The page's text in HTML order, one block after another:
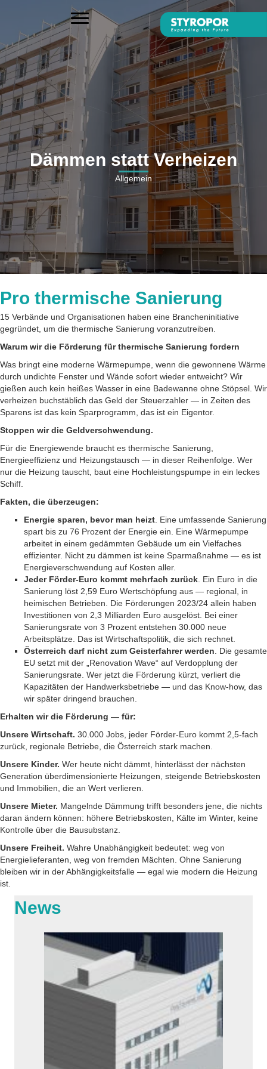
Dämmen statt Verheizen
Allgemein
Pro thermische Sanierung
15 Verbände und Organisationen haben eine Brancheninitiative
gegründet, um die thermische Sanierung voranzutreiben.
Warum wir die Förderung für thermische Sanierung fordern
Was bringt eine moderne Wärmepumpe, wenn die gewonnene Wärme
durch undichte Fenster und Wände sofort wieder entweicht? Wir
gießen auch kein heißes Wasser in eine Badewanne ohne Stöpsel. Wir
verheizen buchstäblich das Geld der Steuerzahler — in Zeiten des
Sparens ist das kein Sparprogramm, das ist ein Eigentor.
Stoppen wir die Geldverschwendung.
Für die Energiewende braucht es thermische Sanierung,
Energieeffizienz und Heizungstausch — in dieser Reihenfolge. Wer
nur die Heizung tauscht, baut eine Hochleistungspumpe in ein leckes
Schiff.
Fakten, die überzeugen:
Energie sparen, bevor man heizt . Eine umfassende Sanierung
spart bis zu 76 Prozent der Energie ein. Eine Wärmepumpe
arbeitet in einem gedämmten Gebäude um ein Vielfaches
effizienter. Nicht zu dämmen ist keine Sparmaßnahme — es ist
Energieverschwendung auf Kosten aller.
Jeder Förder-Euro kommt mehrfach zurück . Ein Euro in die
Sanierung löst 2,59 Euro Wertschöpfung aus — regional, in
heimischen Betrieben. Die Förderungen 2023/24 allein haben
Investitionen von 2,3 Milliarden Euro ausgelöst. Bei einer
Sanierungsrate von 3 Prozent entstehen 30.000 neue
Arbeitsplätze. Das ist Wirtschaftspolitik, die sich rechnet.
Österreich darf nicht zum Geisterfahrer werden . Die gesamte
EU setzt mit der „Renovation Wave“ auf Verdopplung der
Sanierungsrate. Wer jetzt die Förderung kürzt, verliert die
Kapazitäten der Handwerksbetriebe — und das Know-how, das
wir später dringend brauchen.
Erhalten wir die Förderung — für:
Unsere Wirtschaft. 30.000 Jobs, jeder Förder-Euro kommt 2,5-fach
zurück, regionale Betriebe, die Österreich stark machen.
Unsere Kinder. Wer heute nicht dämmt, hinterlässt der nächsten
Generation überdimensionierte Heizungen, steigende Betriebskosten
und Immobilien, die an Wert verlieren.
Unsere Mieter. Mangelnde Dämmung trifft besonders jene, die nichts
daran ändern können: höhere Betriebskosten, Kälte im Winter, keine
Kontrolle über die Bausubstanz.
Unsere Freiheit. Wahre Unabhängigkeit bedeutet: weg von
Energielieferanten, weg von fremden Mächten. Ohne Sanierung
bleiben wir in der Abhängigkeitsfalle — egal wie modern die Heizung
ist.
News